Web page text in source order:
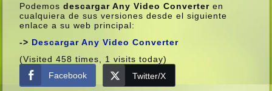
Podemosdescargar Any Video Converter en
cualquiera de sus versiones desde el siguiente
enlace a su web principal:
-> Descargar Any Video Converter
(Visited 458 times, 1 visits today)
Facebook
Twitter/X